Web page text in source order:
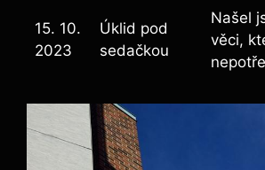
15. 10.
2023
Úklid pod
sedačkou
Našel
věci,